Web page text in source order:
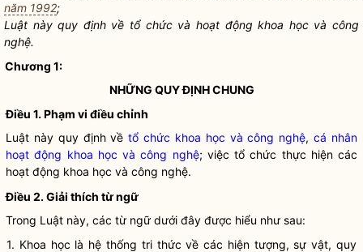
năm 1992;
Luật này quy định về tổ chức và hoạt động khoa học và công
nghệ.
Chương 1:
NHỮNG QUY ĐỊNH CHUNG
Điều 1. Phạm vi điều chỉnh
Luật này quy định vềtổ chức khoa học và công nghệ,cá nhân
hoạt động khoa học và công nghệ; việc tổ chức thực hiện các
hoạt động khoa học và công nghệ.
Điều 2. Giải thích từ ngữ
Trong Luật này, các từ ngữ dưới đây được hiểu như sau:
1. Khoa học là hệ thống tri thức về các hiện tượng, sự vật, quy